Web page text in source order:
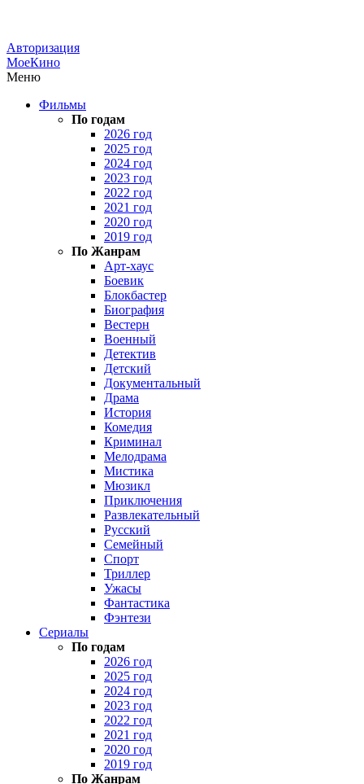
Авторизация
МоеКино
Меню
Фильмы
По годам
2026 год
2025 год
2024 год
2023 год
2022 год
2021 год
2020 год
2019 год
По Жанрам
Арт-хаус
Боевик
Блокбастер
Биография
Вестерн
Военный
Детектив
Детский
Документальный
Драма
История
Комедия
Криминал
Мелодрама
Мистика
Мюзикл
Приключения
Развлекательный
Русский
Семейный
Спорт
Триллер
Ужасы
Фантастика
Фэнтези
Сериалы
По годам
2026 год
2025 год
2024 год
2023 год
2022 год
2021 год
2020 год
2019 год
По Жанрам